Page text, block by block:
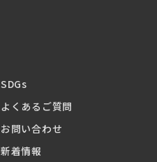
SDGs
よくあるご質問
お問い合わせ
新着情報